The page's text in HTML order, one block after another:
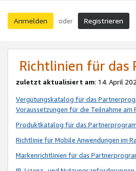
Anmelden oder Registrieren
Richtlinien für das
zuletzt aktualisiert am: 14. April
Vergütungskatalog für das
Voraussetzungen für die Teilnahme am
Produktkatalog für das
Richtlinie für Mobile Anwendungen im
Markenrichtlinien für das